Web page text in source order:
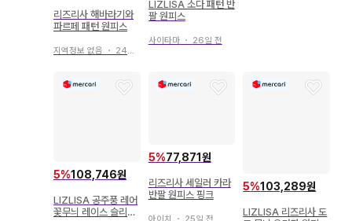
리즈리사 해바라기와
파르페 패턴 원피스
지역정보 없음 ・ 24일 전
LIZLISA 소다 패턴 반
팔 원피스
사이타마・ 26일 전
5%108,746원
LIZLISA 공주풍 레어
꽃무늬 레이스 슬리브
5%77,871원
리즈리사 세일러 카라
반팔 원피스 핑크
아이치 ・ 25일 전
5%103,289원
LIZLISA 리즈리사 도